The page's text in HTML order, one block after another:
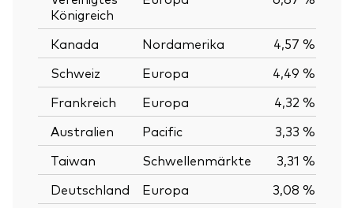
Königreich
Kanada Nordamerika
4,57 %
Schweiz
Europa
4,49 %
Frankreich
Europa
4,32 %
Australien
Pacific
3,33 %
Taiwan
Schwellenmärkte
3,31 %
Deutschland
Europa
3,08 %